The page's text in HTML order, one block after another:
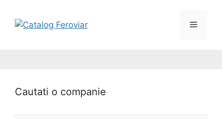
Cautati o companie